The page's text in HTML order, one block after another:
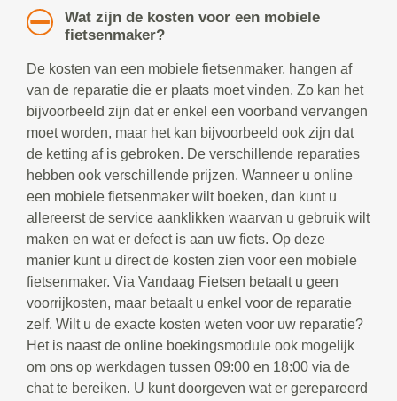
Wat zijn de kosten voor een mobiele
fietsenmaker?
De kosten van een mobiele fietsenmaker, hangen af
van de reparatie die er plaats moet vinden. Zo kan het
bijvoorbeeld zijn dat er enkel een voorband vervangen
moet worden, maar het kan bijvoorbeeld ook zijn dat
de ketting af is gebroken. De verschillende reparaties
hebben ook verschillende prijzen. Wanneer u online
een mobiele fietsenmaker wilt boeken, dan kunt u
allereerst de service aanklikken waarvan u gebruik wilt
maken en wat er defect is aan uw fiets. Op deze
manier kunt u direct de kosten zien voor een mobiele
fietsenmaker. Via Vandaag Fietsen betaalt u geen
voorrijkosten, maar betaalt u enkel voor de reparatie
zelf. Wilt u de exacte kosten weten voor uw reparatie?
Het is naast de online boekingsmodule ook mogelijk
om ons op werkdagen tussen 09:00 en 18:00 via de
chat te bereiken. U kunt doorgeven wat er gerepareerd